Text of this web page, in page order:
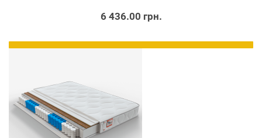
6 436.00 грн.